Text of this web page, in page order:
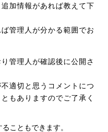
加情報があれば教えて下
管理人が分かる範囲でお
管理人が確認後に公開さ
適切と思うコメントにつ
もありますのでご了承く
ることもできます。